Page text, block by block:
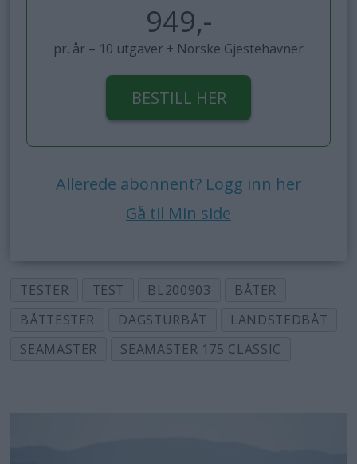
949,-
pr. år – 10 utgaver + Norske Gjestehavner
BESTILL HER
Allerede abonnent? Logg inn her
Gå til Min side
TESTER TEST BL200903
BÅTER
BÅTTESTER
DAGSTURBÅT
LANDSTEDBÅT
SEAMASTER
SEAMASTER 175 CLASSIC